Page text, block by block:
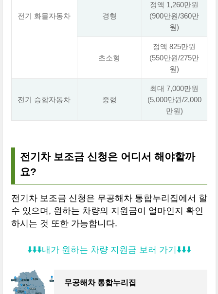
전기 화물자동차 경형
정액 1,260만원
(900만원/360만
원)
초소형
정액 825만원
(550만원/275만
원)
전기 승합자동차 중형
최대 7,000만원
(5,000만원/2,000
만원)
전기차 보조금 신청은 어디서 해야할까
요?
전기차 보조금 신청은 무공해차 통합누리집에서 할
수 있으며, 원하는 차량의 지원금이 얼마인지 확인
하시는 것 또한 가능합니다.
⬇️⬇️⬇️내가 원하는 차량 지원금 보러 가기⬇️⬇️⬇️
무공해차 통합누리집